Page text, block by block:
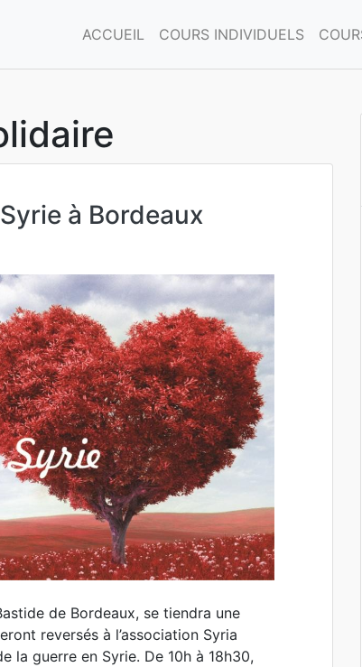
ACCUEIL COURS INDIVIDUELS
à Bordeaux
de Bordeaux, se tiendra une
reversés à l’association Syria
la guerre en Syrie. De 10h à 18h30,